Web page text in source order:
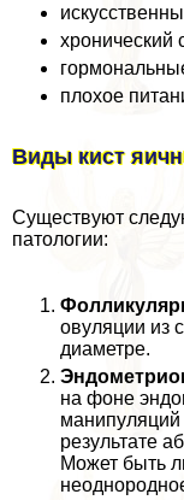
хронический
плохое
Виды кист
Существуют
патологии:
овуляции из
диаметре.
на фоне
манипуляций
результате
Может быть